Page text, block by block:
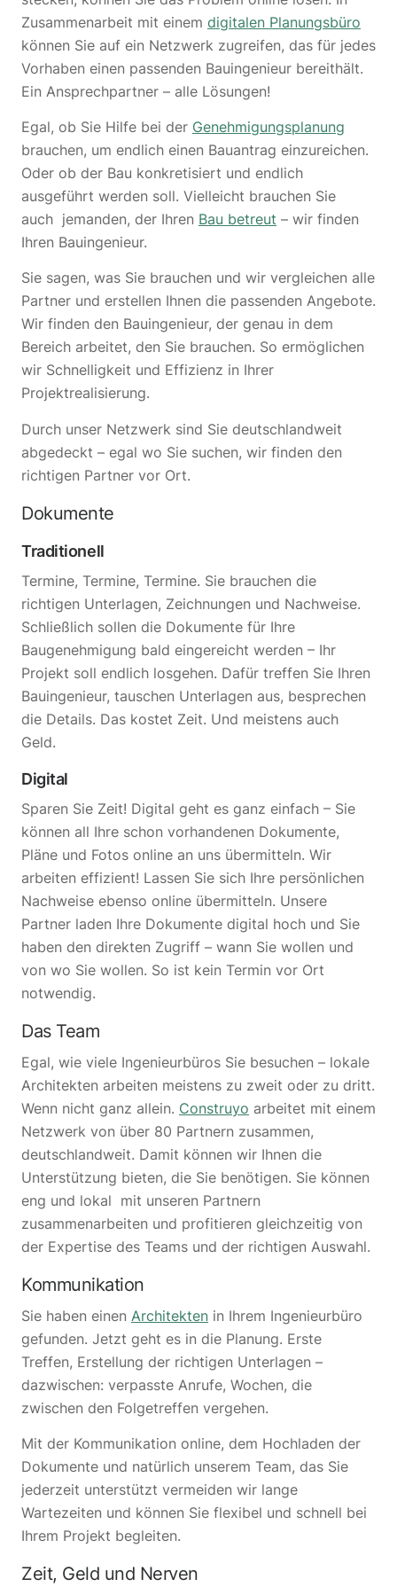
Zusammenarbeit mit einem digitalen Planungsbüro
können Sie auf ein Netzwerk zugreifen, das für jedes
Vorhaben einen passenden Bauingenieur bereithält.
Ein Ansprechpartner – alle Lösungen!
Egal, ob Sie Hilfe bei der Genehmigungsplanung
brauchen, um endlich einen Bauantrag einzureichen.
Oder ob der Bau konkretisiert und endlich
ausgeführt werden soll. Vielleicht brauchen Sie
auch jemanden, der Ihren Bau betreut – wir finden
Ihren Bauingenieur.
Sie sagen, was Sie brauchen und wir vergleichen alle
Partner und erstellen Ihnen die passenden Angebote.
Wir finden den Bauingenieur, der genau in dem
Bereich arbeitet, den Sie brauchen. So ermöglichen
wir Schnelligkeit und Effizienz in Ihrer
Projektrealisierung.
Durch unser Netzwerk sind Sie deutschlandweit
abgedeckt – egal wo Sie suchen, wir finden den
richtigen Partner vor Ort.
Dokumente
Traditionell
Termine, Termine, Termine. Sie brauchen die
richtigen Unterlagen, Zeichnungen und Nachweise.
Schließlich sollen die Dokumente für Ihre
Baugenehmigung bald eingereicht werden – Ihr
Projekt soll endlich losgehen. Dafür treffen Sie Ihren
Bauingenieur, tauschen Unterlagen aus, besprechen
die Details. Das kostet Zeit. Und meistens auch
Geld.
Digital
Sparen Sie Zeit! Digital geht es ganz einfach – Sie
können all Ihre schon vorhandenen Dokumente,
Pläne und Fotos online an uns übermitteln. Wir
arbeiten effizient! Lassen Sie sich Ihre persönlichen
Nachweise ebenso online übermitteln. Unsere
Partner laden Ihre Dokumente digital hoch und Sie
haben den direkten Zugriff – wann Sie wollen und
von wo Sie wollen. So ist kein Termin vor Ort
notwendig.
Das Team
Egal, wie viele Ingenieurbüros Sie besuchen – lokale
Architekten arbeiten meistens zu zweit oder zu dritt.
Wenn nicht ganz allein. Construyo arbeitet mit einem
Netzwerk von über 80 Partnern zusammen,
deutschlandweit. Damit können wir Ihnen die
Unterstützung bieten, die Sie benötigen. Sie können
eng und lokal mit unseren Partnern
zusammenarbeiten und profitieren gleichzeitig von
der Expertise des Teams und der richtigen Auswahl.
Kommunikation
Sie haben einen Architekten in Ihrem Ingenieurbüro
gefunden. Jetzt geht es in die Planung. Erste
Treffen, Erstellung der richtigen Unterlagen –
dazwischen: verpasste Anrufe, Wochen, die
zwischen den Folgetreffen vergehen.
Mit der Kommunikation online, dem Hochladen der
Dokumente und natürlich unserem Team, das Sie
jederzeit unterstützt vermeiden wir lange
Wartezeiten und können Sie flexibel und schnell bei
Ihrem Projekt begleiten.
Zeit, Geld und Nerven